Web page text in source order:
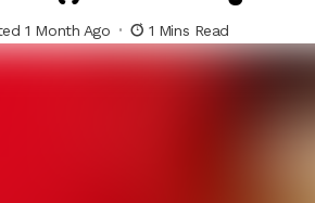
1 Month Ago 1 Mins Read